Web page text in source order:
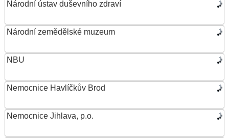
Národní ústav duševního zdraví
Národní zemědělské muzeum
NBU
Nemocnice Havlíčkův Brod
Nemocnice Jihlava, p.o.